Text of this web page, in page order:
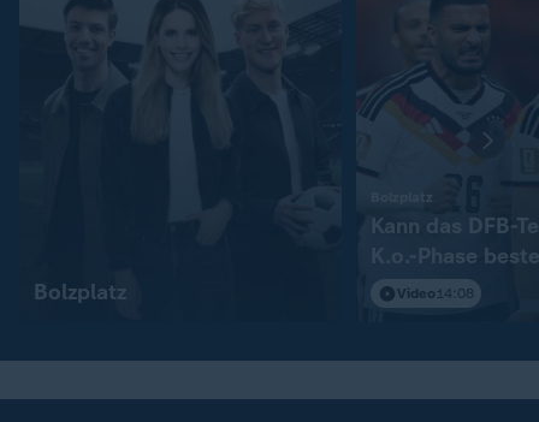
Bolzplatz
Kann das DFB-
K.o.-Phase
Video 14:08